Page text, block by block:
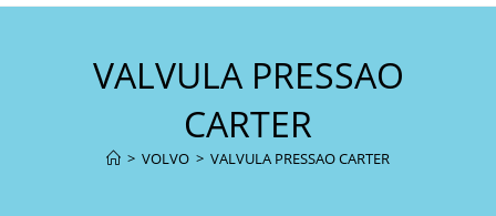
VALVULA PRESSAO
CARTER
> VOLVO > VALVULA PRESSAO CARTER